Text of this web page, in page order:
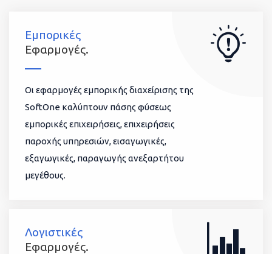
Εμπορικές
Εφαρμογές.
Οι εφαρμογές εμπορικής διαχείρισης της
SoftOne καλύπτουν πάσης φύσεως
εμπορικές επιχειρήσεις, επιχειρήσεις
παροχής υπηρεσιών, εισαγωγικές,
εξαγωγικές, παραγωγής ανεξαρτήτου
μεγέθους.
Λογιστικές
Εφαρμογές.